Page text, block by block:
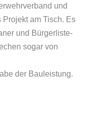
und
am Tisch. Es
und Bürgerliste-
sogar von
der Bauleistung.